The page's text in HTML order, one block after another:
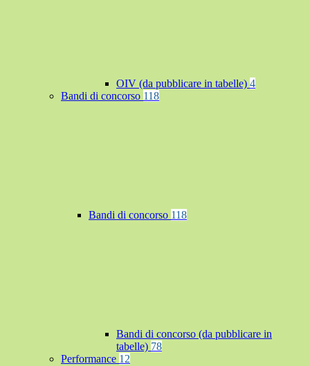
OIV (da pubblicare in tabelle) 4
Bandi di concorso 118
Bandi di concorso 118
Bandi di concorso (da pubblicare in
tabelle) 78
Performance 12